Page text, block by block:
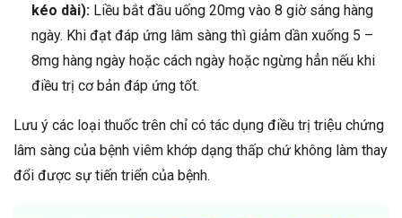
kéo dài): Liều bắt đầu uống 20mg vào 8 giờ sáng hàng
ngày. Khi đạt đáp ứng lâm sàng thì giảm dần xuống 5 –
8mg hàng ngày hoặc cách ngày hoặc ngừng hẳn nếu khi
điều trị cơ bản đáp ứng tốt.
Lưu ý các loại thuốc trên chỉ có tác dụng điều trị triệu chứng
lâm sàng của bệnh viêm khớp dạng thấp chứ không làm thay
đổi được sự tiến triển của bệnh.